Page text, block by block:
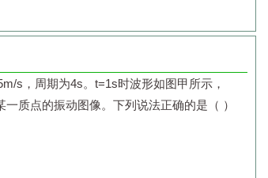
s ，周期为4s。 t=1s时波形如图甲所示，
质点的振动图像。下列说法正确的是（ ）